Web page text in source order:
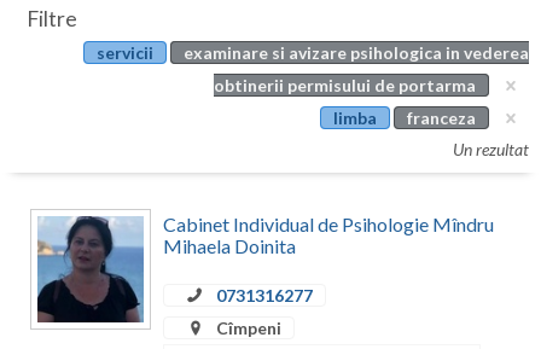
Botosani
Bucuresti
Buzau
Calarasi
Caras-Severin
Articole
Evenimente
Filtre
servicii
examinare si avizare psihologica in vederea
obtinerii permisului de portarma
limba
franceza
Un rezultat
Cabinet Individual de Psihologie Mîndru
Mihaela Doinita
0731316277
Cîmpeni